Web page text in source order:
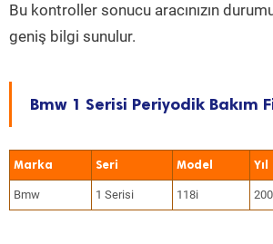
Bu kontroller sonucu aracınızın
geniş bilgi sunulur.
Bmw 1 Serisi Periyodik Bakım
Marka Seri Model Yıl
Bmw 1 Serisi 118i